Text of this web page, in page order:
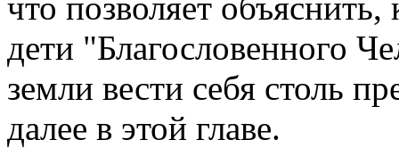
дети "Благословенного
земли вести себя столь
далее в этой главе.